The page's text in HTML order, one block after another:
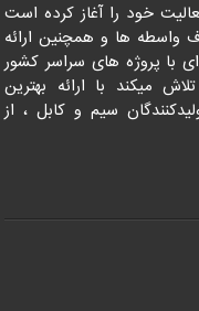
خود را آغاز کرده است
حذف واسطه ها و همچنین ارائه
با پروژه های سراسر کشور
میکند با ارائه بهترین
سیم و کابل ، از